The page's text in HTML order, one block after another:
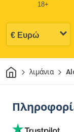
18+
Σπίτιλιμάνια